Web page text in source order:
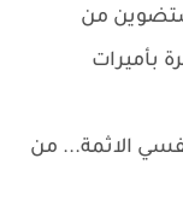
من
بأميرات
الاثمة... من